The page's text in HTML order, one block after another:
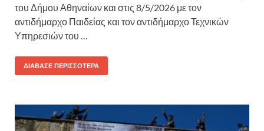
του Δήμου Αθηναίων και στις 8/5/2026 με τον
αντιδήμαρχο Παιδείας και τον αντιδήμαρχο Τεχνικών
Υπηρεσιών του …
ΔΙΆΒΑΣΕ ΠΕΡΙΣΣΌΤΕΡΑ